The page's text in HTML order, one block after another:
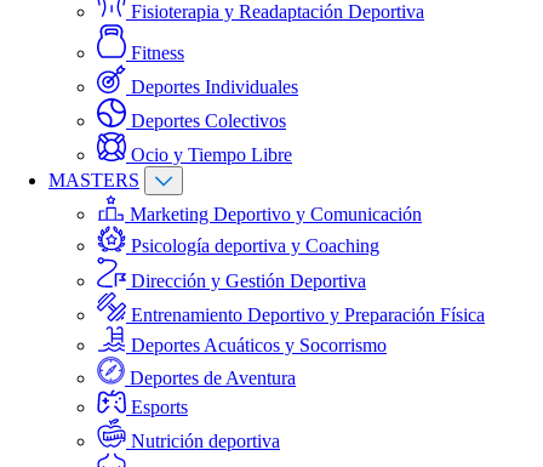
Fisioterapia y Readaptación Deportiva
Fitness
Deportes Individuales
Deportes Colectivos
Ocio y Tiempo Libre
MASTERS
Marketing Deportivo y Comunicación
Psicología deportiva y Coaching
Dirección y Gestión Deportiva
Entrenamiento Deportivo y Preparación Física
Deportes Acuáticos y Socorrismo
Deportes de Aventura
Esports
Nutrición deportiva